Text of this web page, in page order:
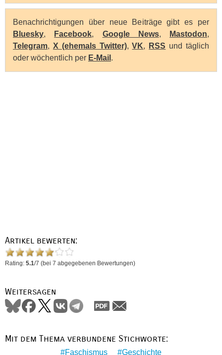
Benachrichtigungen über neue Beiträge gibt es per
Bluesky, Facebook, Google News, Mastodon,
Telegram, X (ehemals Twitter),VK, RSS und täglich
oder wöchentlich per E-Mail .
Artikel bewerten:
Rating: 5.1/7 (bei 7 abgegebenen Bewertungen)
Weitersagen
Mit dem Thema verbundene Stichworte:
Faschismus Geschichte